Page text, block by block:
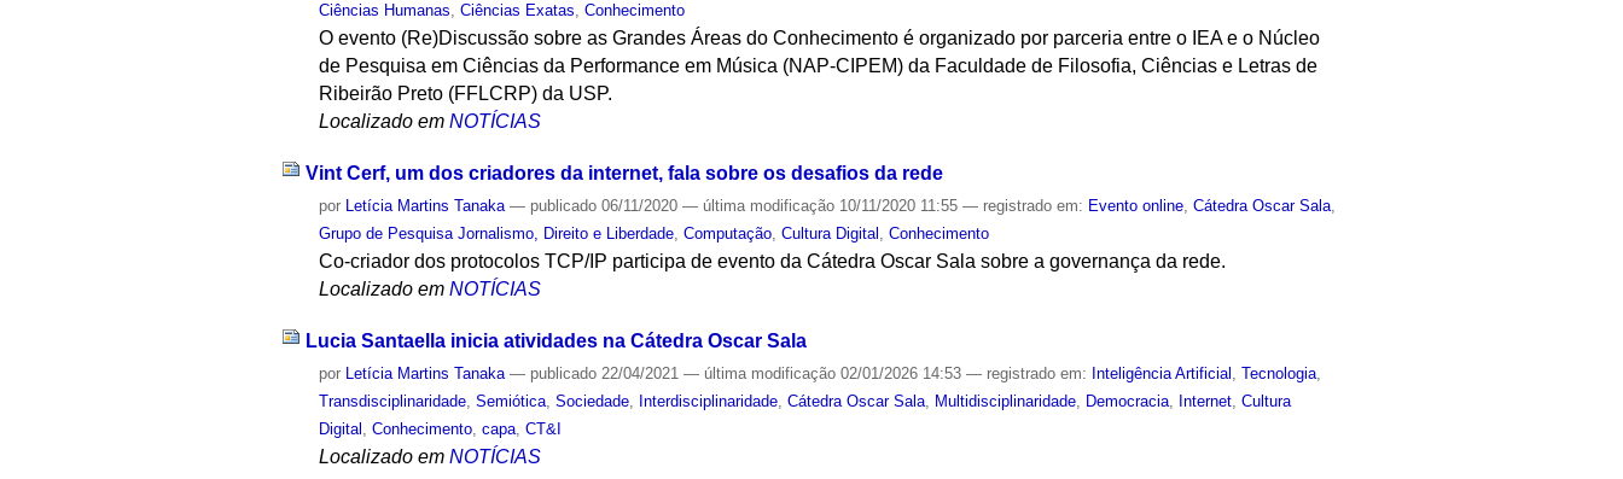
Ciências Humanas,Ciências Exatas,Conhecimento
O evento (Re)Discussão sobre as Grandes Áreas do Conhecimento é organizado por parceria entre o IEA e o Núcleo
de Pesquisa em Ciências da Performance em Música (NAP-CIPEM) da Faculdade de Filosofia, Ciências e Letras de
Ribeirão Preto (FFLCRP) da USP.
Localizado em NOTÍCIAS
Vint Cerf, um dos criadores da internet, fala sobre os desafios da rede
por Letícia Martins Tanaka — publicado 06/11/2020— última modificação 10/11/2020 11:55— registrado em: Evento online,Cátedra Oscar Sala,
Grupo de Pesquisa Jornalismo, Direito e Liberdade,Computação,Cultura Digital ,Conhecimento
Co-criador dos protocolos TCP/IP participa de evento da Cátedra Oscar Sala sobre a governança da rede.
Localizado em NOTÍCIAS
Lucia Santaella inicia atividades na Cátedra Oscar Sala
por Letícia Martins Tanaka — publicado 22/04/2021— última modificação 02/01/2026 14:53— registrado em: Inteligência Artificial ,Tecnologia
Transdisciplinaridade ,Semiótica ,Sociedade Interdisciplinaridade ,Cátedra Oscar Sala Multidisciplinaridade Democracia Internet ,Cultura
Digital
,Conhecimento ,capa ,CT&I
Localizado em NOTÍCIAS